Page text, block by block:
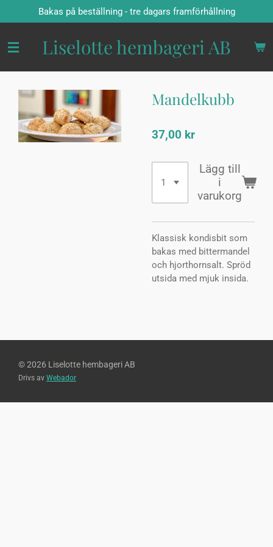
till
huvudinnehållet
Bakas på beställning - tre dagars framförhållning
Liselotte hembageri AB
Mandelkubb
37,00 kr
Lägg till
i
varukorg
Klassisk kondisbit som
bakas med bittermandel
och hjorthornsalt. Spröd
utsida med mjuk insida.
© 2026 Liselotte hembageri AB
Drivs av Webador